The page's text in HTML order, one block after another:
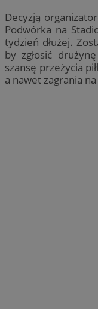
Decyzją
Podwórka na
tydzień dłużej.
by zgłosić
szansę przeżycia
a nawet zagrania